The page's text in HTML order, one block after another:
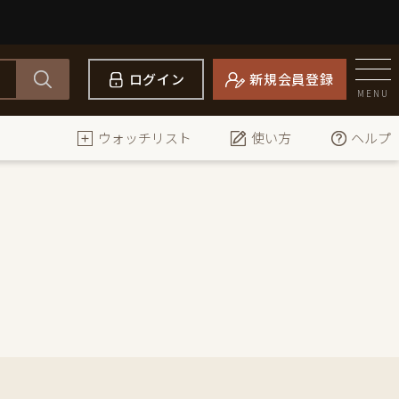
ログイン 新規会員登録
MENU
ウォッチリスト 使い方 ヘルプ